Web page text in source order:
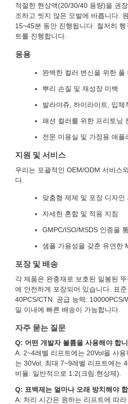
적절한 현상액(20/30/40 용량)을 권
조하고 씻지 않은 모발에 바릅니다.
15~45분 동안 진행됩니다. 철저히
트를 진행합니다.
응용
완벽한 컬러 변신을 위한 풀
뿌리 손질 및 재성장 미백
발라야쥬, 하이라이트, 입체
패션 컬러를 위한 프리토닝
전문 미용실 및 가정용 애플
지원 및 서비스
우리는 포괄적인 OEM/ODM 서비스
다.
맞춤형 제제 및 포장 디자인
자세한 혼합 및 적용 지침
GMPC/ISO/MSDS 인증을
샘플 가용성을 갖춘 유연한
포장 및 배송
각 제품은 완충재로 보호된 밀봉된
에 안전하게 포장되어 있습니다. 표
40PCS/CTN. 공급 능력: 10000PCS/
일 이내에 빠른 배송이 가능합니다.
자주 묻는 질문
Q: 어떤 개발자 볼륨을 사용해야 합
A: 2~4레벨 리프트에는 20Vol을 사
는 30Vol, 최대 7~9레벨 리프트에는
비율: 일반적으로 1:2(크림:현상제).
Q: 표백제는 얼마나 오래 방치해야
A: 처리 시간은 원하는 리프트에 따